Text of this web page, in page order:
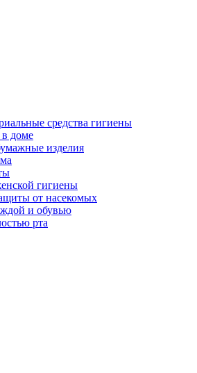
средства гигиены
доме
изделия
гигиены
от насекомых
и обувью
рта